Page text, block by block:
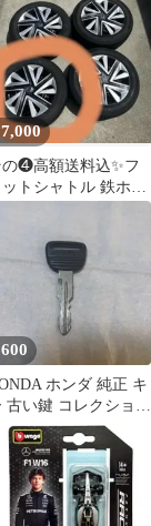
7,000
の❹高額送料込✨フ
ットシャトル 鉄ホイ
タイヤセット。1本
600
ホンダ 純正 キ
古い鍵 コレクション
トロ ヴィンテージ